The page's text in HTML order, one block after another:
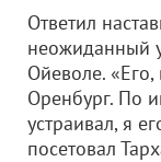
Ответил
неожиданный
Ойеволе.
Оренбург. По
устраивал, я
посетовал